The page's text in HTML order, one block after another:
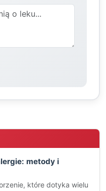
metody i
które dotyka wielu